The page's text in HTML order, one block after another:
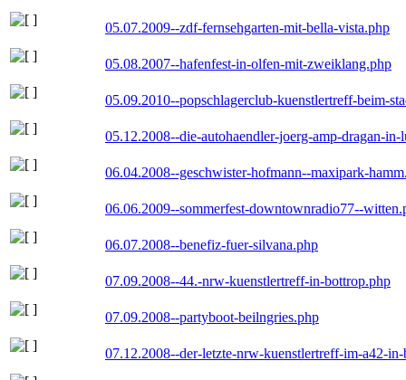
05.07.2009--zdf-fernsehgarten-mit-bella-vista.php
05.08.2007--hafenfest-in-olfen-mit-zweiklang.php
05.09.2010--popschlagerclub-kuenstlertreff-beim-
05.12.2008--die-autohaendler-joerg-amp-dragan-in-
06.04.2008--geschwister-hofmann--maxipark-
06.06.2009--sommerfest-downtownradio77--
06.07.2008--benefiz-fuer-silvana.php
07.09.2008--44.-nrw-kuenstlertreff-in-bottrop.php
07.09.2008--partyboot-beilngries.php
07.12.2008--der-letzte-nrw-kuenstlertreff-im-a42-